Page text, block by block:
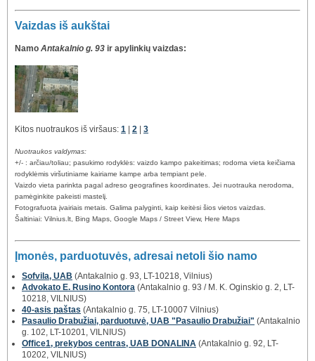
Vaizdas iš aukštai
Namo Antakalnio g. 93 ir apylinkių vaizdas:
Kitos nuotraukos iš viršaus: 1 2 3
Nuotraukos valdymas:
+/- : arčiau/toliau; pasukimo rodyklės: vaizdo kampo pakeitimas; rodoma vieta keičiama
rodyklėmis viršutiniame kairiame kampe arba tempiant pele.
Vaizdo vieta parinkta pagal adreso geografines koordinates. Jei nuotrauka nerodoma,
pamėginkite pakeisti mastelį.
Fotografuota įvairiais metais. Galima palyginti, kaip keitėsi šios vietos vaizdas.
Šaltiniai: Vilnius.lt, Bing Maps, Google Maps / Street View, Here Maps
Įmonės, parduotuvės, adresai netoli šio namo
Sofvila, UAB (Antakalnio g. 93, LT-10218, Vilnius)
Advokato E. Rusino Kontora (Antakalnio g. 93 / M. K. Oginskio g. 2, LT-
10218, VILNIUS)
40-asis paštas (Antakalnio g. 75, LT-10007 Vilnius)
Pasaulio Drabužiai, parduotuvė, UAB "Pasaulio Drabužiai" (Antakalnio
g. 102, LT-10201, VILNIUS)
Office1, prekybos centras, UAB DONALINA (Antakalnio g. 92, LT-
10202, VILNIUS)